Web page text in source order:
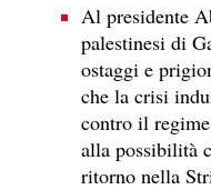
Al presidente
palestinesi di
ostaggi e
che la crisi
contro il
alla possibilità
ritorno nella